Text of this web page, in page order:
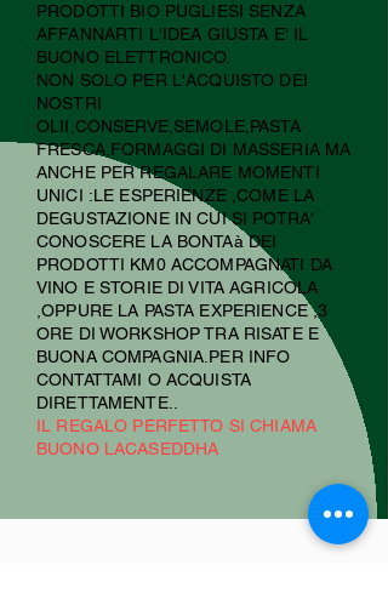
PRODOTTI BIO PUGLIESI SENZA
AFFANNARTI L'IDEA GIUSTA E' IL
BUONO ELETTRONICO.
NON SOLO PER L'ACQUISTO DEI
NOSTRI
OLII,CONSERVE,SEMOLE,PASTA
FRESCA,FORMAGGI DI MASSERIA MA
ANCHE PER REGALARE MOMENTI
UNICI :LE ESPERIENZE ,COME LA
DEGUSTAZIONE IN CUI SI POTRA'
CONOSCERE LA BONTAà DEI
PRODOTTI KM0 ACCOMPAGNATI DA
VINO E STORIE DI VITA AGRICOLA
,OPPURE LA PASTA EXPERIENCE ,3
ORE DI WORKSHOP TRA RISATE E
BUONA COMPAGNIA.PER INFO
CONTATTAMI O ACQUISTA
DIRETTAMENTE..
IL REGALO PERFETTO SI CHIAMA
BUONO LACASEDDHA